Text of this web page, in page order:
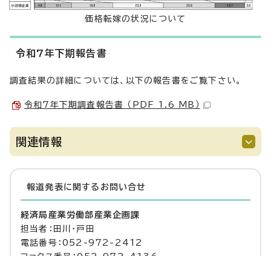
価格転嫁の状況について
令和7年下期報告書
調査結果の詳細については、以下の報告書をご覧下さい。
令和7年下期調査報告書 （PDF 1.6 MB）
関連情報
報道発表に関するお問い合せ
経済局産業労働部産業企画課
担当者：田川・戸田
電話番号：052-972-2412